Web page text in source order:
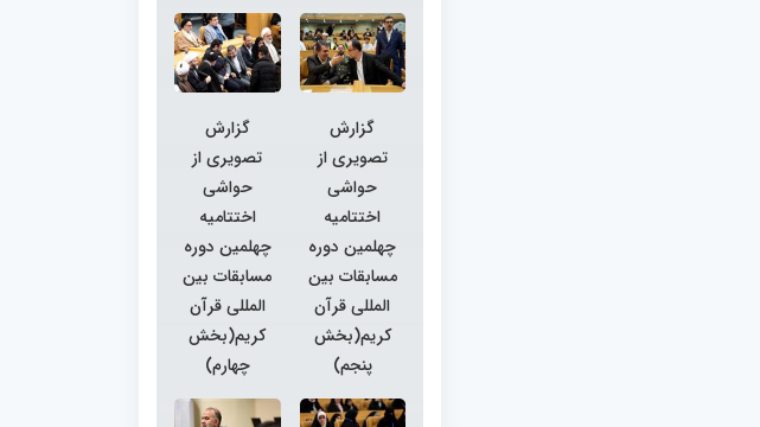
گزارش
تصویری از
حواشی
اختتامیه
چهلمین دوره
مسابقات بین
المللی قرآن
کریم(بخش
پنجم)
گزارش
تصویری از
حواشی
اختتامیه
چهلمین دوره
مسابقات بین
المللی قرآن
کریم(بخش
چهارم)